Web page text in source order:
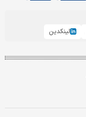
لینکدین